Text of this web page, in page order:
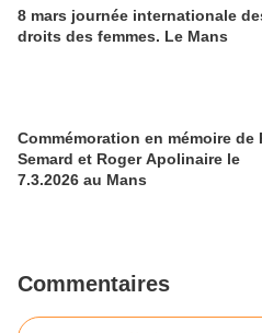
8 mars journée internationale
droits des femmes. Le Mans
Commémoration en mémoire de
Semard et Roger Apolinaire le
7.3.2026 au Mans
Commentaires